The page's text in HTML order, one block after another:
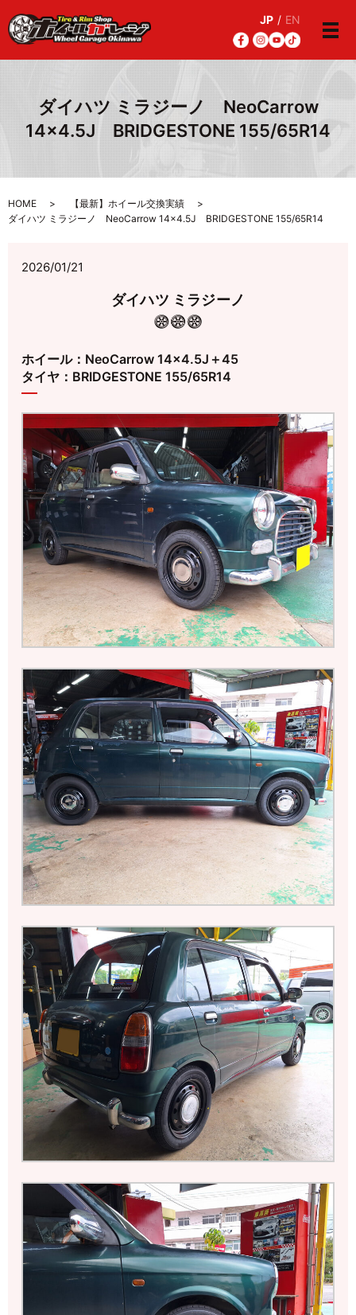
JP / EN
メ
ダイハツ ミラジーノ NeoCarrow
14×4.5J BRIDGESTONE 155/65R14
HOME
【最新】ホイール交換実績
ダイハツ ミラジーノ NeoCarrow 14×4.5J BRIDGESTONE 155/65R14
2026/01/21
ダイハツ ミラジーノ
ホイール：NeoCarrow 14×4.5J＋45
タイヤ：BRIDGESTONE 155/65R14